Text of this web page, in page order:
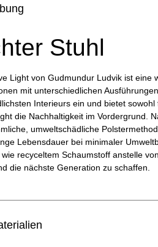
Stuhl
Light von Gudmundur Ludvik ist eine
mit unterschiedlichen
Interieurs ein und bietet
die Nachhaltigkeit im Vordergrund.
umweltschädliche
Lebensdauer bei minimaler
recyceltem Schaumstoff anstelle
die nächste Generation zu schaffen.